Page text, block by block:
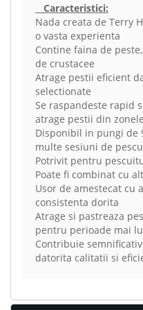
Caracteristici:
Nada creata de Terry
o vasta experienta
Contine faina de
de crustacee
Atrage pestii eficient
selectionate
Se raspandeste rapid
atrage pestii din
Disponibil in pungi de
multe sesiuni de
Potrivit pentru
Poate fi combinat cu
Usor de amestecat cu
consistenta dorita
Atrage si pastreaza
pentru perioade mai
Contribuie
datorita calitatii si